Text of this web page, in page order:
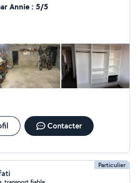
des données. Cordialement
Annie : 5/5
Contacter
Particulier